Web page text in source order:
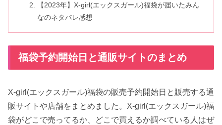
【2023年】X-girl(エックスガール)福袋が届いたみん
なのネタバレ感想
福袋予約開始日と通販サイトのまとめ
X-girl(エックスガール)福袋の販売予約開始日と販売する通
販サイトや店舗をまとめました。X-girl(エックスガール)福
袋がどこで売ってるか、どこで買えるか調べている人はぜ